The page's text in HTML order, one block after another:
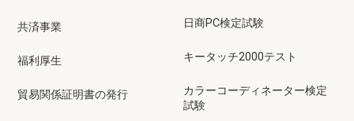
共済事業
福利厚生
貿易関係証明書の発行
日商PC検定試験
キータッチ2000テスト
カラーコーディネーター検定
試験